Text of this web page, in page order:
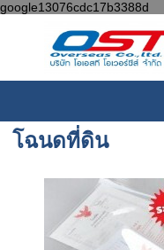
google13076cdc17b3388d
โฉนดที่ดิน